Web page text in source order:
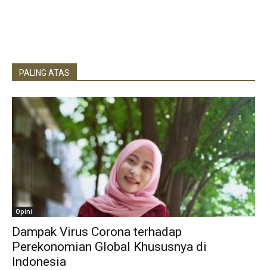
PALING ATAS
Opini
Dampak Virus Corona terhadap
Perekonomian Global Khususnya di
Indonesia